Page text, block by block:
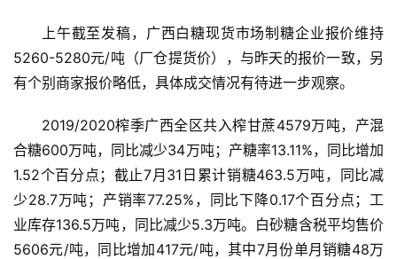
上午截至发稿，广西白糖现货市场制糖企业报价维持
5260-5280元/吨（厂仓提货价），与昨天的报价一致，另
有个别商家报价略低，具体成交情况有待进一步观察。
2019/2020榨季广西全区共入榨甘蔗4579万吨，产混
合糖600万吨，同比减少34万吨；产糖率13.11%，同比增加
1.52个百分点；截止7月31日累计销糖463.5万吨，同比减
少28.7万吨；产销率77.25%，同比下降0.17个百分点；工
业库存136.5万吨，同比减少5.3万吨。白砂糖含税平均售价
5606元/吨，同比增加417元/吨，其中7月份单月销糖48万